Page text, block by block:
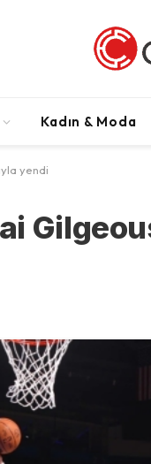
Kadın & Moda
yendi